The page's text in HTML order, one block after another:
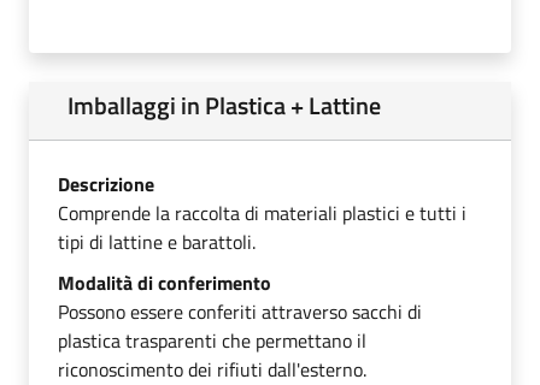
Imballaggi in Plastica + Lattine
Descrizione
Comprende la raccolta di materiali plastici e tutti i
tipi di lattine e barattoli.
Modalità di conferimento
Possono essere conferiti attraverso sacchi di
plastica trasparenti che permettano il
riconoscimento dei rifiuti dall'esterno.